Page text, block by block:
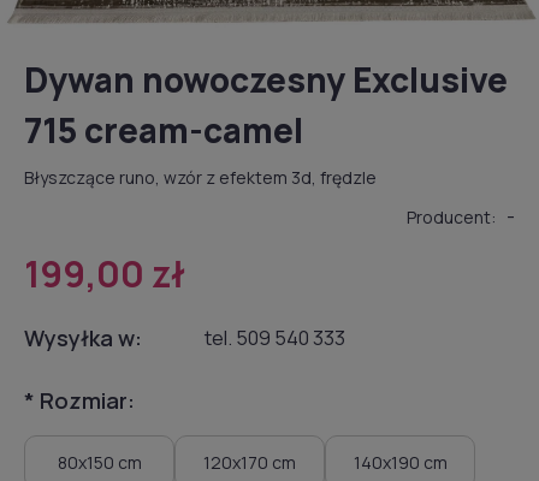
Dywan nowoczesny Exclusive
715 cream-camel
Błyszczące runo, wzór z efektem 3d, frędzle
Producent: -
199,00 zł
Wysyłka w: tel. 509 540 333
* Rozmiar:
80x150 cm 120x170 cm 140x190 cm